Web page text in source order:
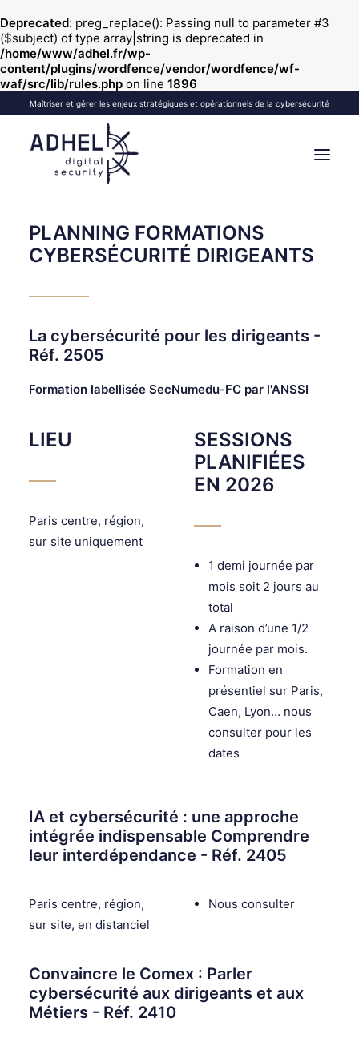
Deprecated: preg_replace(): Passing null to parameter #3
($subject) of type array|string is deprecated in
/home/www/adhel.fr/wp-
content/plugins/wordfence/vendor/wordfence/wf-
waf/src/lib/rules.php on line 1896
Maîtriser et gérer les enjeux stratégiques et opérationnels de la cybersécurité
VOS OBJECTIFS
NOS FORMATIONS
VOS SÉMINAIRES
NOS SERVICES
À PROPOS
BLOG
CONTACT
| EN
PLANNING FORMATIONS
CYBERSÉCURITÉ DIRIGEANTS
La cybersécurité pour les dirigeants -
Réf. 2505
Formation labellisée SecNumedu-FC par l'ANSSI
LIEU
Paris centre, région,
sur site uniquement
SESSIONS
PLANIFIÉES
EN 2026
1 demi journée par
mois soit 2 jours au
total
A raison d’une 1/2
journée par mois.
Formation en
présentiel sur Paris,
Caen, Lyon… nous
consulter pour les
dates
IA et cybersécurité : une approche
intégrée indispensable Comprendre
leur interdépendance - Réf. 2405
Paris centre, région,
sur site, en distanciel
Nous consulter
Convaincre le Comex : Parler
cybersécurité aux dirigeants et aux
Métiers - Réf. 2410